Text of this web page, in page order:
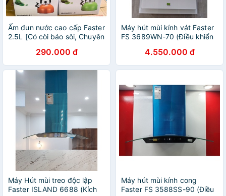
Ấm đun nước cao cấp Faster
2.5L [Có còi báo sôi, Chuyên
290.000 đ
Máy hút mùi kính vát Faster
FS 3689WN-70 (Điều khiển
Bảo Hành Chính Hãng 2
Năm)
4.550.000 đ
Máy Hút mùi treo độc lập
Faster ISLAND 6688 (Kích
Máy hút mùi kính cong
Faster FS 3588SS-90 (Điều